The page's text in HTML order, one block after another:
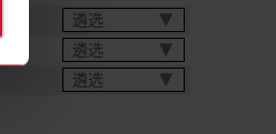
遴选
遴选
遴选